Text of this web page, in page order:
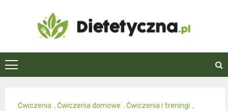
Dietetyczna.pl
Ćwiczenia ,Ćwiczenia domowe ,Ćwiczenia i treningi ,